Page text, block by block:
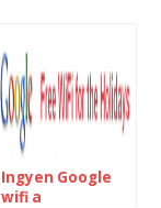
Ingyen Google
wifi a